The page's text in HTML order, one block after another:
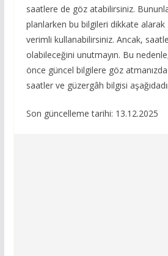
saatlere de göz atabilirsiniz. Bununla
planlarken bu bilgileri dikkate alarak
verimli kullanabilirsiniz. Ancak,
olabileceğini unutmayın. Bu
önce güncel bilgilere göz
saatler ve güzergâh bilgisi
Son güncelleme tarihi: 13.12.2025